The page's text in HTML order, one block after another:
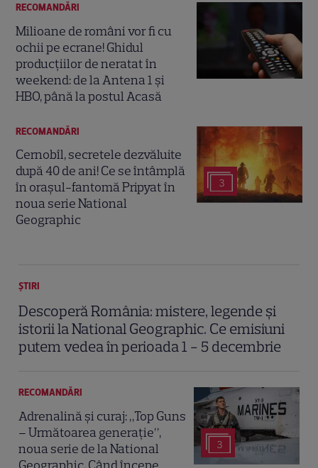
RECOMANDĂRI
Milioane de români vor fi cu
ochii pe ecrane! Ghidul
producțiilor de neratat în
weekend: de la Antena 1 și
HBO, până la postul Acasă
3
RECOMANDĂRI
Cernobîl, secretele dezvăluite
după 40 de ani! Ce se întâmplă
în orașul-fantomă Pripyat în
noua serie National
Geographic
ȘTIRI
Descoperă România: mistere, legende și
istorii la National Geographic. Ce emisiuni
putem vedea în perioada 1 - 5 decembrie
3
RECOMANDĂRI
Adrenalină și curaj: „Top Guns
– Următoarea generație”,
noua serie de la National